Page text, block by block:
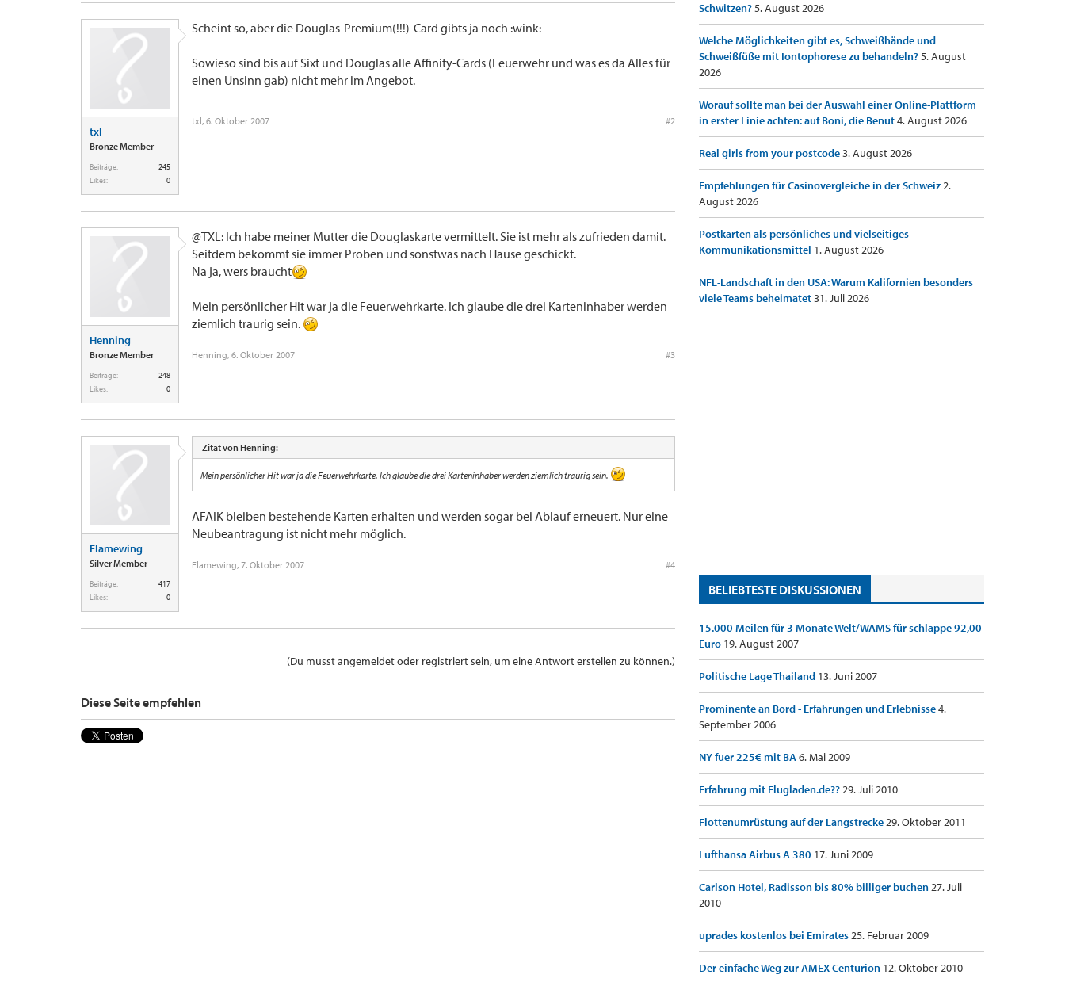
txl
Bronze Member
Beiträge:
245
Likes:
0
Scheint so, aber die Douglas-Premium(!!!)-Card gibts ja noch :wink:
Sowieso sind bis auf Sixt und Douglas alle Affinity-Cards (Feuerwehr und was es da Alles für
einen Unsinn gab) nicht mehr im Angebot.
txl, 6. Oktober 2007 #2
Henning
Bronze Member
Beiträge:
248
Likes:
0
@TXL: Ich habe meiner Mutter die Douglaskarte vermittelt. Sie ist mehr als zufrieden damit.
Seitdem bekommt sie immer Proben und sonstwas nach Hause geschickt.
Na ja, wers braucht
Mein persönlicher Hit war ja die Feuerwehrkarte. Ich glaube die drei Karteninhaber werden
ziemlich traurig sein.
Henning, 6. Oktober 2007 #3
Flamewing
Silver Member
Beiträge:
417
Likes:
0
Zitat von Henning:
Mein persönlicher Hit war ja die Feuerwehrkarte. Ich glaube die drei Karteninhaber werden ziemlich traurig sein.
AFAIK bleiben bestehende Karten erhalten und werden sogar bei Ablauf erneuert. Nur eine
Neubeantragung ist nicht mehr möglich.
Flamewing, 7. Oktober 2007 #4
(Du musst angemeldet oder registriert sein, um eine Antwort erstellen zu können.)
Diese Seite empfehlen
Schwitzen?5. August 2026
Welche Möglichkeiten gibt es, Schweißhände und
Schweißfüße mit Iontophorese zu behandeln?5. August
2026
Worauf sollte man bei der Auswahl einer Online-Plattform
in erster Linie achten: auf Boni, die Benut4. August 2026
Real girls from your postcode3. August 2026
Empfehlungen für Casinovergleiche in der Schweiz2.
August 2026
Postkarten als persönliches und vielseitiges
Kommunikationsmittel 1. August 2026
NFL-Landschaft in den USA: Warum Kalifornien besonders
viele Teams beheimatet31. Juli 2026
BELIEBTESTE DISKUSSIONEN
15.000 Meilen für 3 Monate Welt/WAMS für schlappe 92,00
Euro 19. August 2007
Politische Lage Thailand 13. Juni 2007
Prominente an Bord - Erfahrungen und Erlebnisse4.
September 2006
NY fuer 225€ mit BA6. Mai 2009
Erfahrung mit Flugladen.de??29. Juli 2010
Flottenumrüstung auf der Langstrecke29. Oktober 2011
Lufthansa Airbus A 380 17. Juni 2009
Carlson Hotel, Radisson bis 80% billiger buchen27. Juli
2010
uprades kostenlos bei Emirates25. Februar 2009
Der einfache Weg zur AMEX Centurion 12. Oktober 2010